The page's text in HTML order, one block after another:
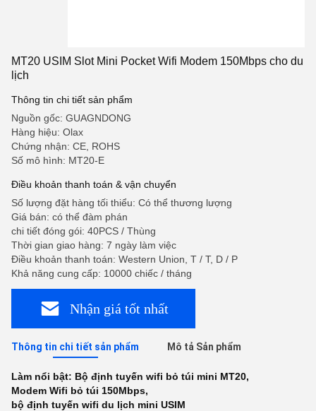
MT20 USIM Slot Mini Pocket Wifi Modem 150Mbps cho du
lịch
Thông tin chi tiết sản phẩm
Nguồn gốc: GUAGNDONG
Hàng hiệu: Olax
Chứng nhận: CE, ROHS
Số mô hình: MT20-E
Điều khoản thanh toán & vận chuyển
Số lượng đặt hàng tối thiểu: Có thể thương lượng
Giá bán: có thể đàm phán
chi tiết đóng gói: 40PCS / Thùng
Thời gian giao hàng: 7 ngày làm việc
Điều khoản thanh toán: Western Union, T / T, D / P
Khả năng cung cấp: 10000 chiếc / tháng
Nhận giá tốt nhất
Thông tin chi tiết sản phẩm Mô tả Sản phẩm
Làm nổi bật: Bộ định tuyến wifi bỏ túi mini MT20,
Modem Wifi bỏ túi 150Mbps,
bộ định tuyến wifi du lịch mini USIM